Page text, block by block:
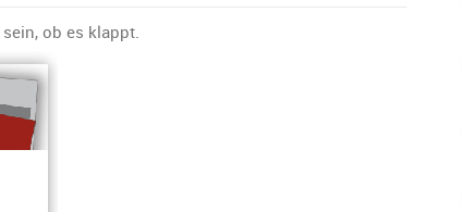
ob es klappt.